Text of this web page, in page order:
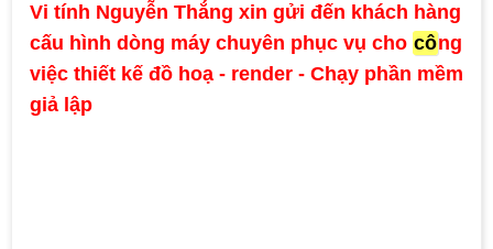
Vi tính Nguyễn Thắng xin gửi đến khách hàng
cấu hình dòng máy chuyên phục vụ cho công
việc thiết kế đồ hoạ - render - Chạy phần mềm
giả lập